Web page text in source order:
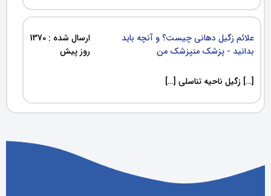
علائم زگیل دهانی چیست؟ و آنچه باید
بدانید - پزشک منپزشک من
ارسال شده : 1370
روز پیش
[…] زگیل ناحیه تناسلی […]